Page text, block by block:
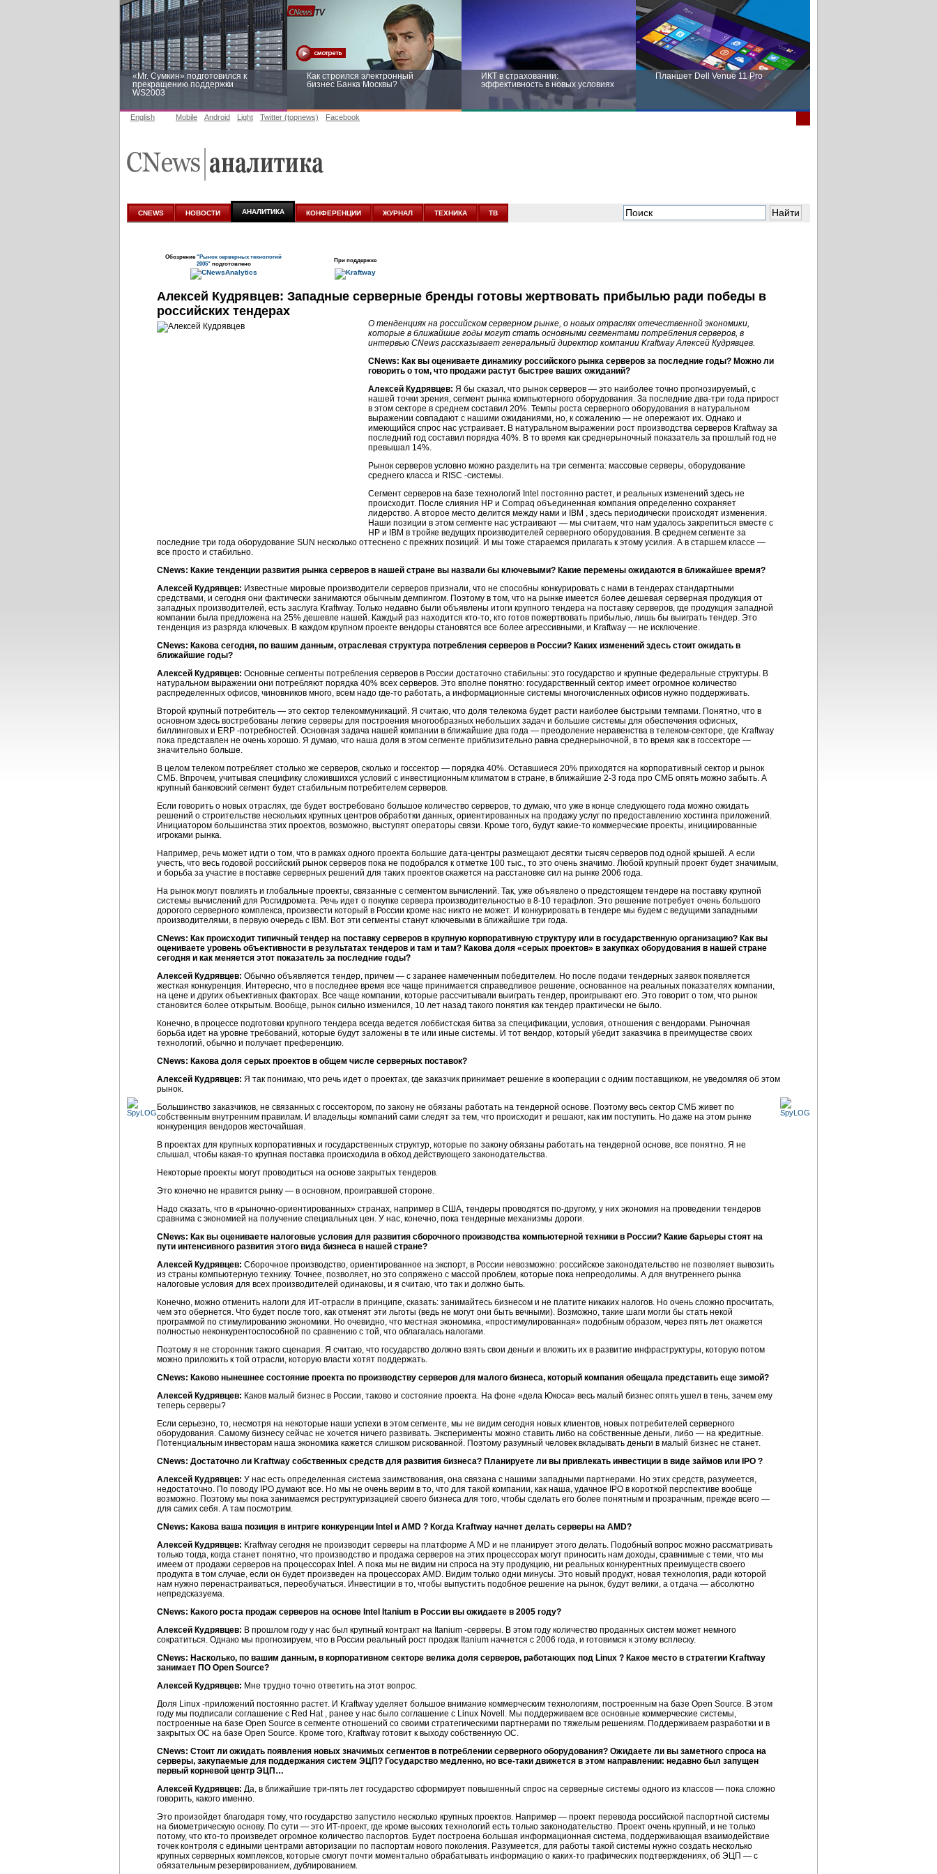
«Mr. Сумкин» подготовился к
прекращению поддержки
WS2003
Как строился электронный
бизнес Банка Москвы?
ИКТ в страховании:
эффективность в новых условиях
Планшет Dell Venue 11 Pro
аналитике
новых условиях
English Mobile Android Light Twitter (topnews) Facebook
CNEWS НОВОСТИ АНАЛИТИКА КОНФЕРЕНЦИИ ЖУРНАЛ ТЕХНИКА ТВ
Обозрение"Рынок серверных технологий
2005"подготовлено При поддержке
Алексей Кудрявцев: Западные cерверные бренды готовы жертвовать прибылью ради победы в
российских тендерах
О тенденциях на российском серверном рынке, о новых отраслях отечественной экономики,
которые в ближайшие годы могут стать основными сегментами потребления серверов, в
интервью CNews рассказывает генеральный директор компании Kraftway Алексей Кудрявцев.
CNews: Как вы оцениваете динамику российского рынка серверов за последние годы? Можно ли
говорить о том, что продажи растут быстрее ваших ожиданий?
Алексей Кудрявцев: Я бы сказал, что рынок серверов — это наиболее точно прогнозируемый, с
нашей точки зрения, сегмент рынка компьютерного оборудования. За последние два-три года прирост
в этом секторе в среднем составил 20%. Темпы роста серверного оборудования в натуральном
выражении совпадают с нашими ожиданиями, но, к сожалению — не опережают их. Однако и
имеющийся спрос нас устраивает. В натуральном выражении рост производства серверов Kraftway за
последний год составил порядка 40%. В то время как среднерыночный показатель за прошлый год не
превышал 14%.
Рынок серверов условно можно разделить на три сегмента: массовые серверы, оборудование
среднего класса и RISC -системы.
Сегмент серверов на базе технологий Intel постоянно растет, и реальных изменений здесь не
происходит. После слияния HP и Compaq объединенная компания определенно сохраняет
лидерство. А второе место делится между нами и IBM , здесь периодически происходят изменения.
Наши позиции в этом сегменте нас устраивают — мы считаем, что нам удалось закрепиться вместе с
HP и IBM в тройке ведущих производителей серверного оборудования. В среднем сегменте за
последние три года оборудование SUN несколько оттеснено с прежних позиций. И мы тоже стараемся прилагать к этому усилия. А в старшем классе —
все просто и стабильно.
CNews: Какие тенденции развития рынка серверов в нашей стране вы назвали бы ключевыми? Какие перемены ожидаются в ближайшее время?
Алексей Кудрявцев: Известные мировые производители серверов признали, что не способны конкурировать с нами в тендерах стандартными
средствами, и сегодня они фактически занимаются обычным демпингом. Поэтому в том, что на рынке имеется более дешевая серверная продукция от
западных производителей, есть заслуга Kraftway. Только недавно были объявлены итоги крупного тендера на поставку серверов, где продукция западной
компании была предложена на 25% дешевле нашей. Каждый раз находится кто-то, кто готов пожертвовать прибылью, лишь бы выиграть тендер. Это
тенденция из разряда ключевых. В каждом крупном проекте вендоры становятся все более агрессивными, и Kraftway — не исключение.
CNews: Какова сегодня, по вашим данным, отраслевая структура потребления серверов в России? Каких изменений здесь стоит ожидать в
ближайшие годы?
Алексей Кудрявцев: Основные сегменты потребления серверов в России достаточно стабильны: это государство и крупные федеральные структуры. В
натуральном выражении они потребляют порядка 40% всех серверов. Это вполне понятно: государственный сектор имеет огромное количество
распределенных офисов, чиновников много, всем надо где-то работать, а информационные системы многочисленных офисов нужно поддерживать.
Второй крупный потребитель — это сектор телекоммуникаций. Я считаю, что доля телекома будет расти наиболее быстрыми темпами. Понятно, что в
основном здесь востребованы легкие серверы для построения многообразных небольших задач и большие системы для обеспечения офисных,
биллинговых и ERP -потребностей. Основная задача нашей компании в ближайшие два года — преодоление неравенства в телеком-секторе, где Kraftway
пока представлен не очень хорошо. Я думаю, что наша доля в этом сегменте приблизительно равна среднерыночной, в то время как в госсекторе —
значительно больше.
В целом телеком потребляет столько же серверов, сколько и госсектор — порядка 40%. Оставшиеся 20% приходятся на корпоративный сектор и рынок
СМБ. Впрочем, учитывая специфику сложившихся условий с инвестиционным климатом в стране, в ближайшие 2-3 года про СМБ опять можно забыть. А
крупный банковский сегмент будет стабильным потребителем серверов.
Если говорить о новых отраслях, где будет востребовано большое количество серверов, то думаю, что уже в конце следующего года можно ожидать
решений о строительстве нескольких крупных центров обработки данных, ориентированных на продажу услуг по предоставлению хостинга приложений.
Инициатором большинства этих проектов, возможно, выступят операторы связи. Кроме того, будут какие-то коммерческие проекты, инициированные
игроками рынка.
Например, речь может идти о том, что в рамках одного проекта большие дата-центры размещают десятки тысяч серверов под одной крышей. А если
учесть, что весь годовой российский рынок серверов пока не подобрался к отметке 100 тыс., то это очень значимо. Любой крупный проект будет значимым,
и борьба за участие в поставке серверных решений для таких проектов скажется на расстановке сил на рынке 2006 года.
На рынок могут повлиять и глобальные проекты, связанные с сегментом вычислений. Так, уже объявлено о предстоящем тендере на поставку крупной
системы вычислений для Росгидромета. Речь идет о покупке сервера производительностью в 8-10 терафлоп. Это решение потребует очень большого
дорогого серверного комплекса, произвести который в России кроме нас никто не может. И конкурировать в тендере мы будем с ведущими западными
производителями, в первую очередь с IBM. Вот эти сегменты станут ключевыми в ближайшие три года.
CNews: Как происходит типичный тендер на поставку серверов в крупную корпоративную структуру или в государственную организацию? Как вы
оцениваете уровень объективности в результатах тендеров и там и там? Какова доля «серых проектов» в закупках оборудования в нашей стране
сегодня и как меняется этот показатель за последние годы?
Алексей Кудрявцев: Обычно объявляется тендер, причем — с заранее намеченным победителем. Но после подачи тендерных заявок появляется
жесткая конкуренция. Интересно, что в последнее время все чаще принимается справедливое решение, основанное на реальных показателях компании,
на цене и других объективных факторах. Все чаще компании, которые рассчитывали выиграть тендер, проигрывают его. Это говорит о том, что рынок
становится более открытым. Вообще, рынок сильно изменился, 10 лет назад такого понятия как тендер практически не было.
Конечно, в процессе подготовки крупного тендера всегда ведется лоббистская битва за спецификации, условия, отношения с вендорами. Рыночная
борьба идет на уровне требований, которые будут заложены в те или иные системы. И тот вендор, который убедит заказчика в преимуществе своих
технологий, обычно и получает преференцию.
CNews: Какова доля серых проектов в общем числе серверных поставок?
Алексей Кудрявцев: Я так понимаю, что речь идет о проектах, где заказчик принимает решение в кооперации с одним поставщиком, не уведомляя об этом
рынок.
Большинство заказчиков, не связанных с госсектором, по закону не обязаны работать на тендерной основе. Поэтому весь сектор СМБ живет по
собственным внутренним правилам. И владельцы компаний сами следят за тем, что происходит и решают, как им поступить. Но даже на этом рынке
конкуренция вендоров жесточайшая.
В проектах для крупных корпоративных и государственных структур, которые по закону обязаны работать на тендерной основе, все понятно. Я не
слышал, чтобы какая-то крупная поставка происходила в обход действующего законодательства.
Некоторые проекты могут проводиться на основе закрытых тендеров.
Это конечно не нравится рынку — в основном, проигравшей стороне.
Надо сказать, что в «рыночно-ориентированных» странах, например в США, тендеры проводятся по-другому, у них экономия на проведении тендеров
сравнима с экономией на получение специальных цен. У нас, конечно, пока тендерные механизмы дороги.
CNews: Как вы оцениваете налоговые условия для развития сборочного производства компьютерной техники в России? Какие барьеры стоят на
пути интенсивного развития этого вида бизнеса в нашей стране?
Алексей Кудрявцев: Сборочное производство, ориентированное на экспорт, в России невозможно: российское законодательство не позволяет вывозить
из страны компьютерную технику. Точнее, позволяет, но это сопряжено с массой проблем, которые пока непреодолимы. А для внутреннего рынка
налоговые условия для всех производителей одинаковы, и я считаю, что так и должно быть.
Конечно, можно отменить налоги для ИТ-отрасли в принципе, сказать: занимайтесь бизнесом и не платите никаких налогов. Но очень сложно просчитать,
чем это обернется. Что будет после того, как отменят эти льготы (ведь не могут они быть вечными). Возможно, такие шаги могли бы стать некой
программой по стимулированию экономики. Но очевидно, что местная экономика, «простимулированная» подобным образом, через пять лет окажется
полностью неконкурентоспособной по сравнению с той, что облагалась налогами.
Поэтому я не сторонник такого сценария. Я считаю, что государство должно взять свои деньги и вложить их в развитие инфраструктуры, которую потом
можно приложить к той отрасли, которую власти хотят поддержать.
CNews: Каково нынешнее состояние проекта по производству серверов для малого бизнеса, который компания обещала представить еще зимой?
Алексей Кудрявцев: Каков малый бизнес в России, таково и состояние проекта. На фоне «дела Юкоса» весь малый бизнес опять ушел в тень, зачем ему
теперь серверы?
Если серьезно, то, несмотря на некоторые наши успехи в этом сегменте, мы не видим сегодня новых клиентов, новых потребителей серверного
оборудования. Самому бизнесу сейчас не хочется ничего развивать. Эксперименты можно ставить либо на собственные деньги, либо — на кредитные.
Потенциальным инвесторам наша экономика кажется слишком рискованной. Поэтому разумный человек вкладывать деньги в малый бизнес не станет.
CNews: Достаточно ли Kraftway собственных средств для развития бизнеса? Планируете ли вы привлекать инвестиции в виде займов или IPO ?
Алексей Кудрявцев: У нас есть определенная система заимствования, она связана с нашими западными партнерами. Но этих средств, разумеется,
недостаточно. По поводу IPO думают все. Но мы не очень верим в то, что для такой компании, как наша, удачное IPO в короткой перспективе вообще
возможно. Поэтому мы пока занимаемся реструктуризацией своего бизнеса для того, чтобы сделать его более понятным и прозрачным, прежде всего —
для самих себя. А там посмотрим.
CNews: Какова ваша позиция в интриге конкуренции Intel и AMD ? Когда Kraftway начнет делать серверы на AMD?
Алексей Кудрявцев: Kraftway сегодня не производит серверы на платформе А MD и не планирует этого делать. Подобный вопрос можно рассматривать
только тогда, когда станет понятно, что производство и продажа серверов на этих процессорах могут приносить нам доходы, сравнимые с теми, что мы
имеем от продажи серверов на процессорах Intel. А пока мы не видим ни спроса на эту продукцию, ни реальных конкурентных преимуществ своего
продукта в том случае, если он будет произведен на процессорах AMD. Видим только одни минусы. Это новый продукт, новая технология, ради которой
нам нужно перенастраиваться, переобучаться. Инвестиции в то, чтобы выпустить подобное решение на рынок, будут велики, а отдача — абсолютно
непредсказуема.
CNews: Какого роста продаж серверов на основе Intel Itanium в России вы ожидаете в 2005 году?
Алексей Кудрявцев: В прошлом году у нас был крупный контракт на Itanium -серверы. В этом году количество проданных систем может немного
сократиться. Однако мы прогнозируем, что в России реальный рост продаж Itanium начнется с 2006 года, и готовимся к этому всплеску.
CNews: Насколько, по вашим данным, в корпоративном секторе велика доля серверов, работающих под Linux ? Какое место в стратегии Kraftway
занимает ПО Open Source?
Алексей Кудрявцев: Мне трудно точно ответить на этот вопрос.
Доля Linux -приложений постоянно растет. И Kraftway уделяет большое внимание коммерческим технологиям, построенным на базе Open Source. В этом
году мы подписали соглашение с Red Hat , ранее у нас было соглашение с Linux Novell. Мы поддерживаем все основные коммерческие системы,
построенные на базе Open Source в сегменте отношений со своими стратегическими партнерами по тяжелым решениям. Поддерживаем разработки и в
закрытых ОС на базе Open Source. Кроме того, Kraftway готовит к выходу собственную ОС.
CNews: Стоит ли ожидать появления новых значимых сегментов в потреблении серверного оборудования? Ожидаете ли вы заметного спроса на
серверы, закупаемые для поддержания систем ЭЦП? Государство медленно, но все-таки движется в этом направлении: недавно был запущен
первый корневой центр ЭЦП…
Алексей Кудрявцев: Да, в ближайшие три-пять лет государство сформирует повышенный спрос на серверные системы одного из классов — пока сложно
говорить, какого именно.
Это произойдет благодаря тому, что государство запустило несколько крупных проектов. Например — проект перевода российской паспортной системы
на биометрическую основу. По сути — это ИТ-проект, где кроме высоких технологий есть только законодательство. Проект очень крупный, и не только
потому, что кто-то произведет огромное количество паспортов. Будет построена большая информационная система, поддерживающая взаимодействие
точек контроля с едиными центрами авторизации по паспортам нового поколения. Разумеется, для работы такой системы нужно создать несколько
крупных серверных комплексов, которые смогут почти моментально обрабатывать информацию о каких-то графических подтверждениях, об ЭЦП — с
обязательным резервированием, дублированием.